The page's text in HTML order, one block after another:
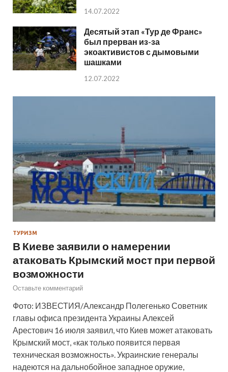
14.07.2022
Десятый этап «Тур де Франс»
был прерван из-за
экоактивистов с дымовыми
шашками
12.07.2022
ТУРИЗМ
В Киеве заявили о намерении
атаковать Крымский мост при первой
возможности
Оставьте комментарий
Фото: ИЗВЕСТИЯ/Александр Полегенько Советник
главы офиса президента Украины Алексей
Арестович 16 июля заявил, что Киев может атаковать
Крымский мост, «как только появится первая
техническая возможность». Украинские генералы
надеются на дальнобойное западное оружие,